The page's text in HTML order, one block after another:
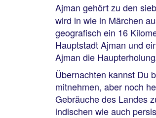
Ajman gehört zu den
wird in wie in Märchen
geografisch ein 16
Hauptstadt Ajman und
Ajman die
Übernachten kannst Du
mitnehmen, aber noch
Gebräuche des Landes
indischen wie auch